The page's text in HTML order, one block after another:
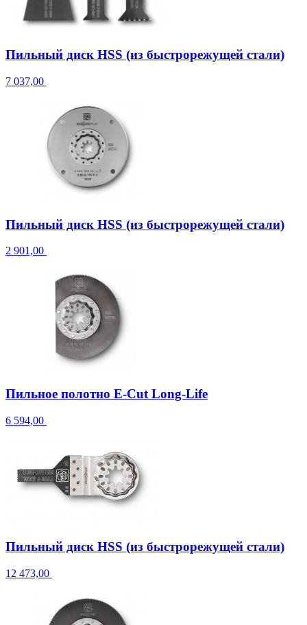
Пильный диск HSS (из быстрорежущей стали)
7 037,00
Пильный диск HSS (из быстрорежущей стали)
2 901,00
Пильное полотно E-Cut Long-Life
6 594,00
Пильный диск HSS (из быстрорежущей стали)
12 473,00